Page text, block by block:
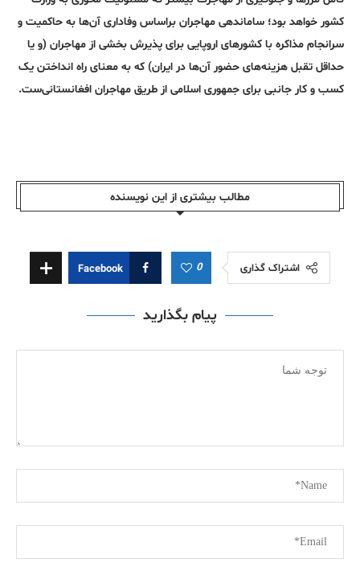
کشور خواهد بود؛ ساماندهی مهاجران براساس وفاداری آن‌ها به حاکمیت و
سرانجام مذاکره با کشور‌های اروپایی برای پذیرش بخشی از مهاجران (و یا
حداقل تقبل هزینه‌های حضور آن‌ها در ایران) که به معنای راه انداختن یک
کسب و کار جانبی برای جمهوری اسلامی از طریق مهاجران افغانستانی‌ست.
مطالب بیشتری از این نویسندە
اشتراک گذاری 0
Facebook
پیام بگذارید